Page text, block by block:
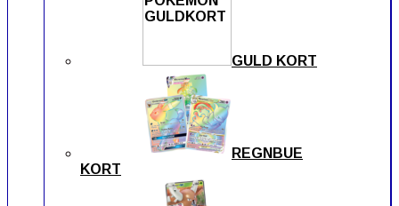
GULD KORT
REGNBUE
KORT